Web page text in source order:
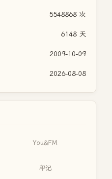
5548868 次
6148 天
2009-10-09
2026-08-08
You&FM
印记